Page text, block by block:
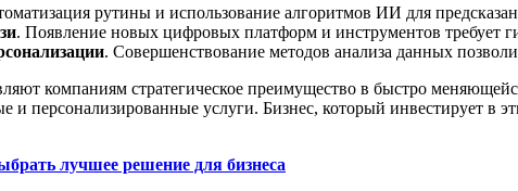
рутины и использование алгоритмов ИИ для
. Появление новых цифровых платформ и инструментов требует
. Совершенствование методов анализа данных
компаниям стратегическое преимущество в быстро
и персонализированные услуги. Бизнес, который инвестирует
лучшее решение для бизнеса